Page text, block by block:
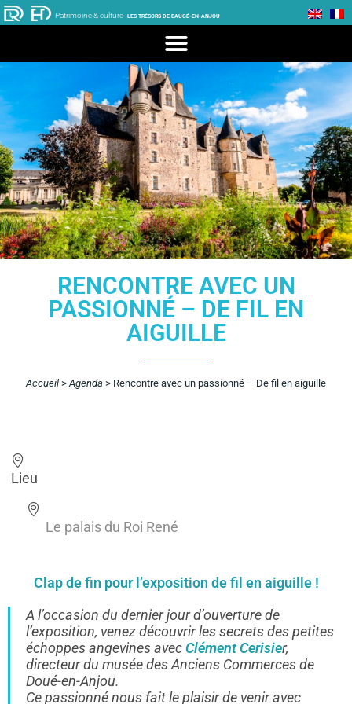
Patrimoine & culture LES TRÉSORS DE BAUGÉ-EN-ANJOU
RENCONTRE AVEC UN
PASSIONNÉ – DE FIL EN
AIGUILLE
Accueil > Agenda > Rencontre avec un passionné – De fil en aiguille
Lieu
Le palais du Roi René
Clap de fin pourl’exposition de fil en aiguille !
A l’occasion du dernier jour d’ouverture de
l’exposition, venez découvrir les secrets des petites
échoppes angevines avecClément Cerisier,
directeur du musée des Anciens Commerces de
Doué-en-Anjou.
Ce passionné nous fait le plaisir de venir avec